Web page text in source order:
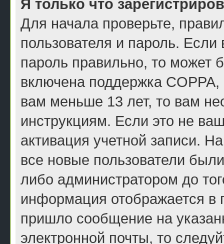
Я только что
Для начала проверьте,
пользователя и пароль.
пароль правильно, то может
включена поддержка
вам меньше 13 лет, то вам
инструкциям. Если это не
активация учетной записи.
все новые пользователи
либо администратором до
информация отображается в
пришло сообщение на
электронной почты, то